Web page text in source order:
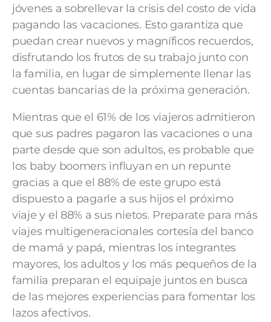
jóvenes a sobrellevar la crisis del costo de vida
pagando las vacaciones. Esto garantiza que
puedan crear nuevos y magníficos recuerdos,
disfrutando los frutos de su trabajo junto con
la familia, en lugar de simplemente llenar las
cuentas bancarias de la próxima generación.
Mientras que el 61% de los viajeros admitieron
que sus padres pagaron las vacaciones o una
parte desde que son adultos, es probable que
los baby boomers influyan en un repunte
gracias a que el 88% de este grupo está
dispuesto a pagarle a sus hijos el próximo
viaje y el 88% a sus nietos. Preparate para más
viajes multigeneracionales cortesía del banco
de mamá y papá, mientras los integrantes
mayores, los adultos y los más pequeños de la
familia preparan el equipaje juntos en busca
de las mejores experiencias para fomentar los
lazos afectivos.